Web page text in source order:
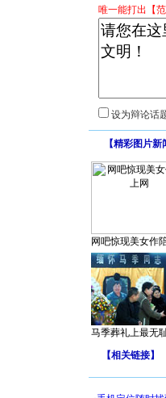
唯一能打出【
设为辩论
【精彩图片新
网吧惊现美女作
马季葬礼上最无
【相关链接】